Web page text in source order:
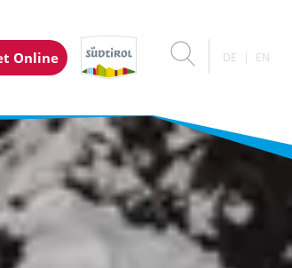
Online DE EN